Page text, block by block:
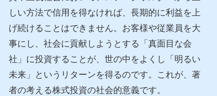
しい方法で信用を得なければ、長期的に利益を上
げ続けることはできません。お客様や従業員を大
事にし、社会に貢献しようとする「真面目な会
社」に投資することが、世の中をよくし「明るい
未来」というリターンを得るのです。これが、著
者の考える株式投資の社会的意義です。